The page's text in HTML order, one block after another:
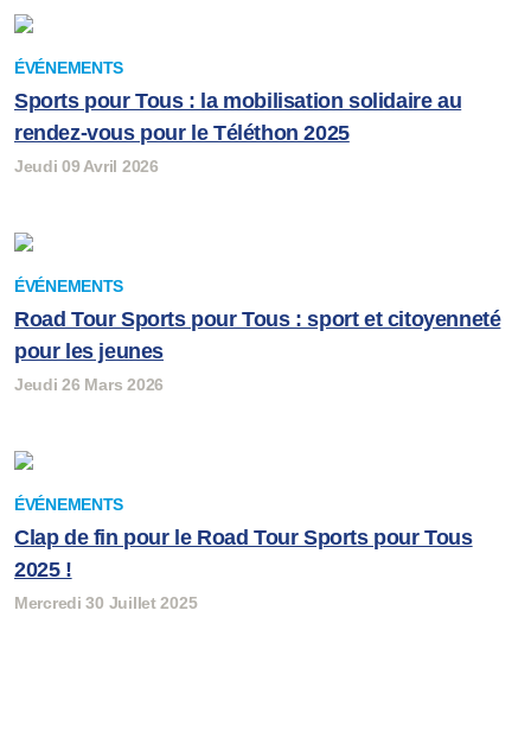
ÉVÉNEMENTS
Sports pour Tous : la mobilisation solidaire au
rendez-vous pour le Téléthon 2025
Jeudi 09 Avril 2026
ÉVÉNEMENTS
Road Tour Sports pour Tous : sport et citoyenneté
pour les jeunes
Jeudi 26 Mars 2026
ÉVÉNEMENTS
Clap de fin pour le Road Tour Sports pour Tous
2025 !
Mercredi 30 Juillet 2025